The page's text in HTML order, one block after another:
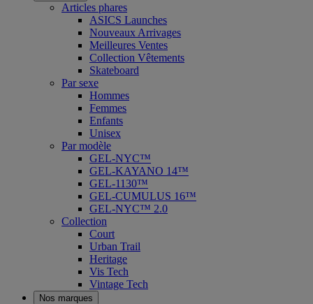
Articles phares
ASICS Launches
Nouveaux Arrivages
Meilleures Ventes
Collection Vêtements
Skateboard
Par sexe
Hommes
Femmes
Enfants
Unisex
Par modèle
GEL-NYC™
GEL-KAYANO 14™
GEL-1130™
GEL-CUMULUS 16™
GEL-NYC™ 2.0
Collection
Court
Urban Trail
Heritage
Vis Tech
Vintage Tech
Nos marques